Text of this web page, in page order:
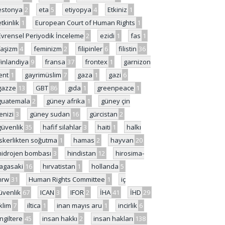
2 eta 5 etiyopya 4 Etkiniz 1
1 European Court of Human Rights 1
Periyodik İnceleme 2 ezidi 1 fas 1
4 feminizm 2 filipinler 6 filistin 36
9 fransa 37 frontex 1
garnizon
1 gayrimüslim 7 gaza 1 gazi 6
13 GBT 86 gıda 1 greenpeace 1
2 güney afrika 1
güney çin
3 güney sudan 16 gürcistan 2
35 hafif silahlar 3 haiti 1
halkı
soğutma 1 hamas 2 hayvan 20
bombası 3 hindistan 12
hirosima-
16 hırvatistan 1 hollanda 5
31 Human Rights Committee 1
iç
67 ICAN 3 IFOR 2 İHA 41 İHD 29
7 iltica 1 inan mayıs aru 1 incirlik 6
45 insan hakkı 2 insan hakları 138